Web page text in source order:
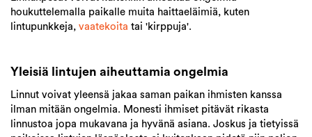
houkuttelemalla paikalle muita haittaeläimiä, kuten
lintupunkkeja, vaatekoita tai 'kirppuja'.
Yleisiä lintujen aiheuttamia ongelmia
Linnut voivat yleensä jakaa saman paikan ihmisten kanssa
ilman mitään ongelmia. Monesti ihmiset pitävät rikasta
linnustoa jopa mukavana ja hyvänä asiana. Joskus ja tietyissä